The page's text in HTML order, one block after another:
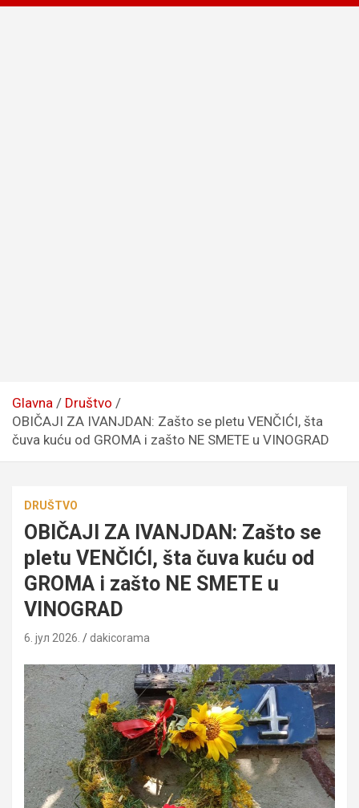
Glavna
Društvo
OBIČAJI ZA IVANJDAN: Zašto se pletu VENČIĆI, šta
čuva kuću od GROMA i zašto NE SMETE u VINOGRAD
DRUŠTVO
OBIČAJI ZA IVANJDAN: Zašto se
pletu VENČIĆI, šta čuva kuću od
GROMA i zašto NE SMETE u
VINOGRAD
6. јул 2026. dakicorama